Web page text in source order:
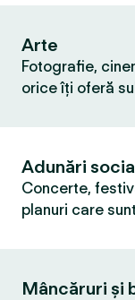
Arte
Fotografie,
orice îți oferă
Adunări
Concerte,
planuri care
Mâncăruri și